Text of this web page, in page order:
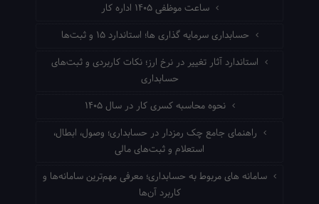
ساعت موظفی ۱۴۰۵ اداره کار
حسابداری سرمایه گذاری ها؛ استاندارد ۱۵ و ثبت‌ها
استاندارد آثار تغییر در نرخ ارز؛ نکات کاربردی و ثبت‌های
حسابداری
نحوه محاسبه کسری کار در سال ۱۴۰۵
راهنمای جامع چک رمزدار در حسابداری؛ وصول، ابطال،
استعلام و ثبت‌های مالی
سامانه های مربوط به حسابداری؛ معرفی مهم‌ترین سامانه‌ها و
کاربرد آن‌ها